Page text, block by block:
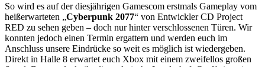
So wird es auf der diesjährigen Gamescom erstmals Gameplay vom
heißerwarteten „Cyberpunk 2077“ von Entwickler CD Project
RED zu sehen geben – doch nur hinter verschlossenen Türen. Wir
konnten jedoch einen Termin ergattern und werden euch im
Anschluss unsere Eindrücke so weit es möglich ist wiedergeben.
Direkt in Halle 8 erwartet euch Xbox mit einem zweifellos großen